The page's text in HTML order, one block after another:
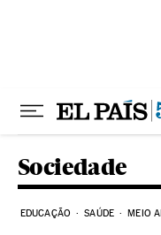
Sociedade
EDUCAÇÃO SAÚDE MEIO